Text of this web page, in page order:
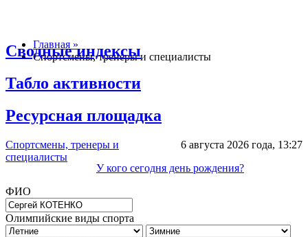
Главная »
Спортсмены, тренеры и специалисты
Сводные индексы
Табло активности
Ресурсная площадка
6 августа 2026 года, 13:27
У кого сегодня день рождения?
Спортсмены, тренеры и
специалисты
ФИО
Олимпийские виды спорта